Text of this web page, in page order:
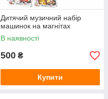
Дитячий музичний набір
машинок на магнітах
В наявності
500 ₴
Купити